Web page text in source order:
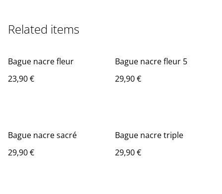
Related items
Bague nacre fleur
23,90 €
Bague nacre fleur 5
29,90 €
Bague nacre sacré
29,90 €
Bague nacre triple
29,90 €